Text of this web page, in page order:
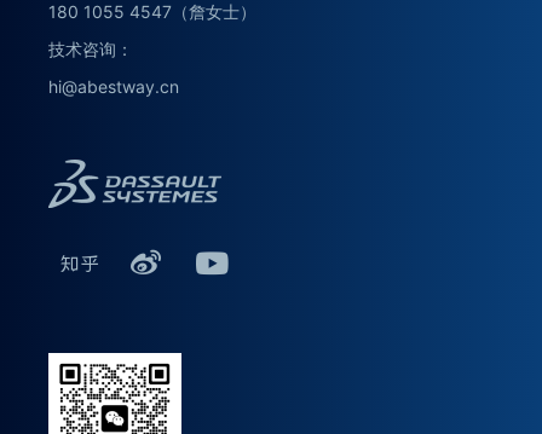
180 1055 4547（詹女士）
技术咨询：
hi@abestway.cn